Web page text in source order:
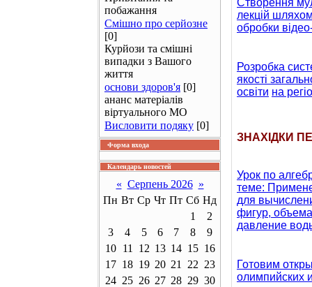
побажання
Смішно про серйозне
[0]
Курйози та смішні
випадки з Вашого
життя
основи здоров'я [0]
ананс матеріалів
віртуального МО
Висловити подяку [0]
Форма входа
Календарь новостей
« Серпень 2026 »
Пн Вт Ср Чт Пт Сб Нд
1
2
3
4 5 6 7 8
9
10
11 12 13 14 15 16
17 18 19 20 21 22 23
24 25 26 27 28 29 30
Створення
лекцій шляхом
обробки
Розробка
якості
освіти на
ЗНАХІДКИ
Урок по
теме:
для
фигур,
давление
Готовим
олимпийских